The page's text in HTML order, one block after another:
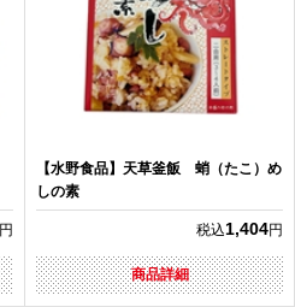
円
【水野食品】天草釜飯 蛸（たこ）め
しの素
税込1,404円
商品詳細